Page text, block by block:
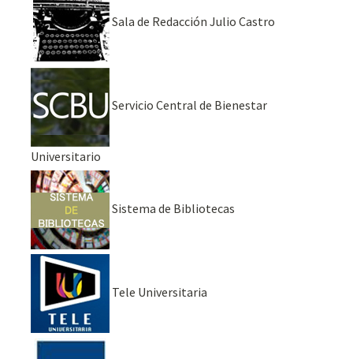
Sala de Redacción Julio Castro
Servicio Central de Bienestar
Universitario
Sistema de Bibliotecas
Tele Universitaria